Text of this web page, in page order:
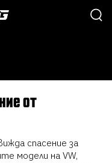
спасение за
модели на VW,